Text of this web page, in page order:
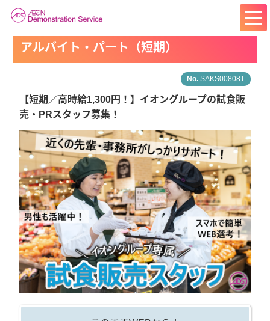
アルバイト・パート（短期）
SAKS00808T
【短期／高時給1,300円！】イオングループの試食販
売・PRスタッフ募集！